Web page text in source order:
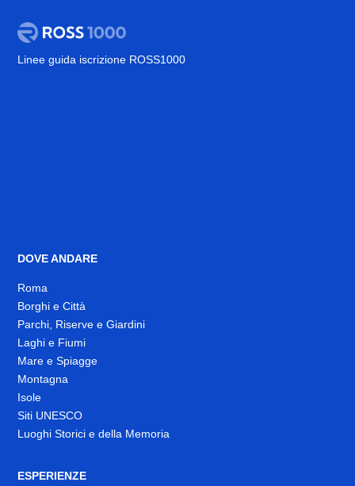
Linee guida iscrizione ROSS1000
DOVE ANDARE
Roma
Borghi e Città
Parchi, Riserve e Giardini
Laghi e Fiumi
Mare e Spiagge
Montagna
Isole
Siti UNESCO
Luoghi Storici e della Memoria
ESPERIENZE